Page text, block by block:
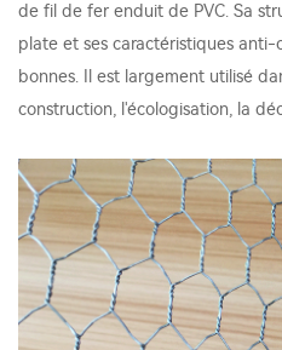
de fil de fer enduit de PVC. Sa
plate et ses caractéristiques
bonnes. Il est largement utilisé
construction, l'écologisation, la